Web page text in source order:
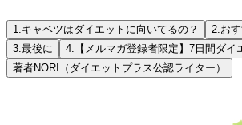
1.キャベツはダイエットに向いてるの？ 2.お
3.最後に 4. 【メルマガ登録者限定】7日間ダイ
著者NORI（ダイエットプラス公認ライター）